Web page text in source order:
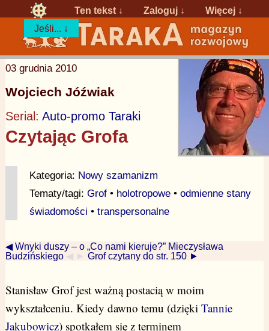
Ten tekst ↓ Zaloguj ↓
Więcej ↓
Jeśli... ↓
03 grudnia 2010
Wojciech Jóźwiak
Serial: Auto-promo Taraki
Czytając Grofa
Kategoria: Nowy szamanizm
Tematy/tagi: Grof• holotropowe• odmienne stany
świadomości • transpersonalne
◀ Wnyki duszy – o „Co nami kieruje?” Mieczysława
Budzińskiego ◀ ► Grof czytany do str. 150 ►
Stanisław Grof jest ważną postacią w moim
wykształceniu. Kiedy dawno temu (dzięki Tannie
Jakubowicz) spotkałem się z terminem